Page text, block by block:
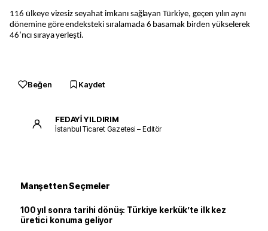
116 ülkeye vizesiz seyahat imkanı sağlayan Türkiye, geçen yılın aynı
dönemine göre endeksteki sıralamada 6 basamak birden yükselerek
46’ncı sıraya yerleşti.
Beğen Kaydet
FEDAYİ YILDIRIM
İstanbul Ticaret Gazetesi – Editör
Manşetten Seçmeler
100 yıl sonra tarihi dönüş: Türkiye kerkük’te ilk kez
üretici konuma geliyor